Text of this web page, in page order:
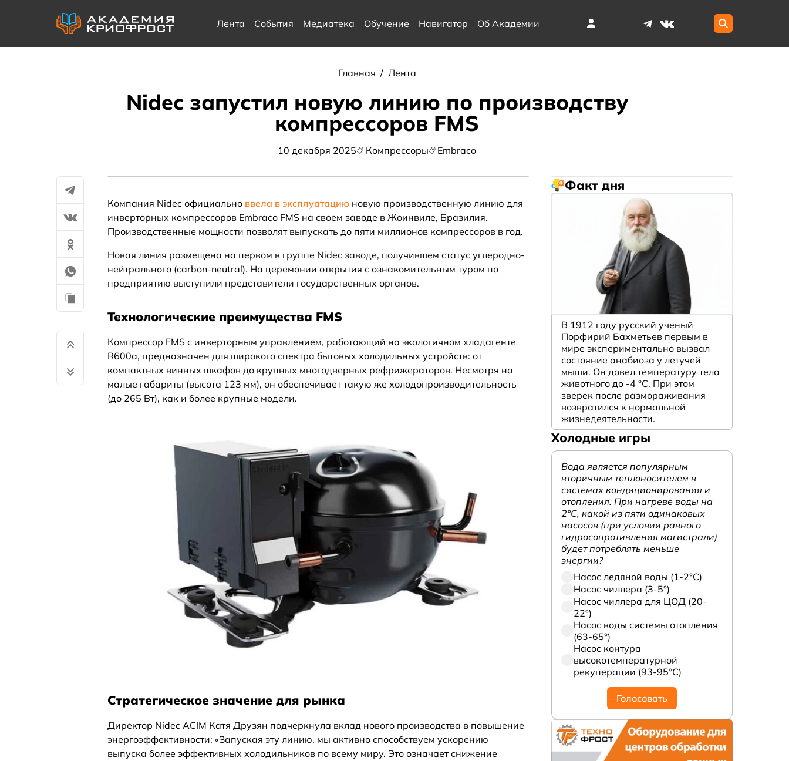
Лента События Медиатека Обучение Навигатор Об Академии
Главная / Лента
Nidec запустил новую линию по производству
компрессоров FMS
10 декабря 2025 Компрессоры Embraco
Компания Nidec официально ввела в эксплуатацию новую производственную линию для
инверторных компрессоров Embraco FMS на своем заводе в Жоинвиле, Бразилия.
Производственные мощности позволят выпускать до пяти миллионов компрессоров в год.
Новая линия размещена на первом в группе Nidec заводе, получившем статус углеродно-
нейтрального (carbon-neutral). На церемонии открытия с ознакомительным туром по
предприятию выступили представители государственных органов.
Технологические преимущества FMS
Компрессор FMS с инверторным управлением, работающий на экологичном хладагенте
R600a, предназначен для широкого спектра бытовых холодильных устройств: от
компактных винных шкафов до крупных многодверных рефрижераторов. Несмотря на
малые габариты (высота 123 мм), он обеспечивает такую же холодопроизводительность
(до 265 Вт), как и более крупные модели.
Стратегическое значение для рынка
Директор Nidec ACIM Катя Друзян подчеркнула вклад нового производства в повышение
энергоэффективности: «Запуская эту линию, мы активно способствуем ускорению
выпуска более эффективных холодильников по всему миру. Это означает снижение
Факт дня
В 1912 году русский ученый
Порфирий Бахметьев первым в
мире экспериментально вызвал
состояние анабиоза у летучей
мыши. Он довел температуру тела
животного до -4 °C. При этом
зверек после размораживания
возвратился к нормальной
жизнедеятельности.
Холодные игры
Вода является популярным
вторичным теплоносителем в
системах кондиционирования и
отопления. При нагреве воды на
2°С, какой из пяти одинаковых
насосов (при условии равного
гидросопротивления магистрали)
будет потреблять меньше
энергии?
Насос ледяной воды (1-2°С)
Насос чиллера (3-5°)
Насос чиллера для ЦОД (20-
22°)
Насос воды системы отопления
(63-65°)
Насос контура
высокотемпературной
рекуперации (93-95°С)
Голосовать